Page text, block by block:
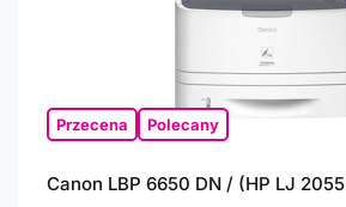
Przecena Polecany
Canon LBP 6650 DN / (HP LJ